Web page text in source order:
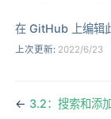
部分只需要在用
可。可以仔细理
在 GitHub 上编辑
上次更新: 2022/6/23
← 3.2：搜索和添